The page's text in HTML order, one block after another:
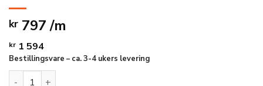
kr 797 /m
kr 1 594
Bestillingsvare – ca. 3-4 ukers levering
TAKLIST - FLEX MDB169F PU 124X126X2000MM antall